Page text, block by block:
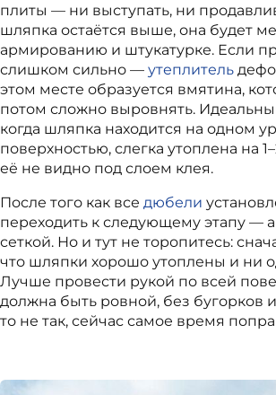
плиты — ни выступать, ни
шляпка остаётся выше, она будет
армированию и штукатурке. Если
слишком сильно — утеплитель
этом месте образуется вмятина,
потом сложно выровнять.
когда шляпка находится на одном
поверхностью, слегка утоплена на
её не видно под слоем клея.
После того как все дюбели
переходить к следующему этапу —
сеткой. Но и тут не торопитесь:
что шляпки хорошо утоплены и ни
Лучше провести рукой по всей
должна быть ровной, без бугорков
то не так, сейчас самое время